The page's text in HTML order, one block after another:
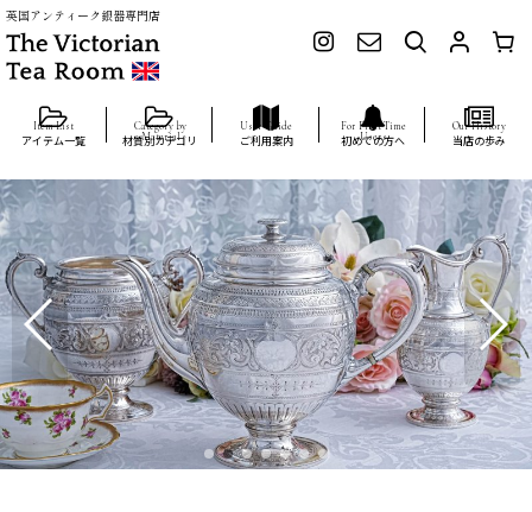
英国アンティーク銀器専門店
アイテム一覧 材質別カテゴリ ご利用案内 初めての方へ 当店の歩み